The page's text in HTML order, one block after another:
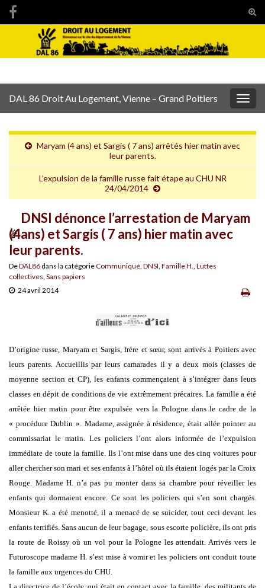
Search for:
DAL 86 Droit Au Logement, Vienne – Grand Poitiers
Maryam (4 ans) et Sargis ( 7 ans) arrêtés hier matin avec
leur parents.
L’expulsion de la famille russe fait étape au CHU NR
24/04/2014
DNSI dénonce l’arrestation de Maryam
(4ans) et Sargis ( 7 ans) hier matin avec
leur parents.
DeDAL86 dans la catégorieCommuniqué, DNSI, Famille H., Luttes
collectives, Sans papiers
24 avril 2014
D’origine russe, Maryam et Sargis, frère et sœur, sont arrivés à Poitiers avec
leurs parents. Accueillis par leurs camarades il y a deux mois (classes de
moyenne section et CP), les enfants commençaient à s’intégrer dans leurs
classes en dépit de conditions de vie extrêmement précaires. La famille a été
arrêtée hier matin pour être expulsée vers la Pologne dans le cadre de la
« procédure Dublin ». Madame, assignée à résidence, était allée pointer au
commissariat le matin. Les policiers l’ont alors informée de l’expulsion
immédiate de toute la famille. Ils l’ont mise dans une des cinq voitures pour
aller chercher son mari et ses enfants à l’hôtel où ils étaient logés par la Croix
Rouge. Madame H. n’a pas pu monter dans sa chambre pour réveiller les
enfants qui dormaient encore. Ce sont les policiers qui s’en sont chargés.
Monsieur K. a été menotté, il a menacé de se suicider, tout ceci devant les
enfants terrifiés. Sans aucun de leur bagage, sous escorte policière, ils ont pris
la route de Roissy où un vol pour la Pologne les attendait. Arrivés vers le
Futuroscope madame H. s’est mise à vomir et les policiers ont conduit toute
la famille aux urgences du CHU.